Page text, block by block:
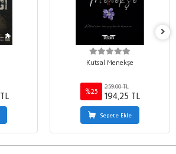
Kutsal Menekşe
%25
259,00 TL
194,25 TL
Sepete Ekle